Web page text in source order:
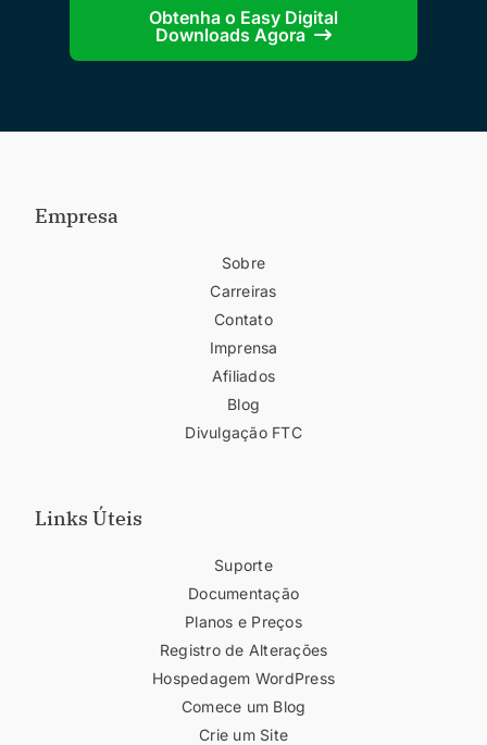
Obtenha o Easy Digital
Downloads Agora
Empresa
Sobre
Carreiras
Contato
Imprensa
Afiliados
Blog
Divulgação FTC
Links Úteis
Suporte
Documentação
Planos e Preços
Registro de Alterações
Hospedagem WordPress
Comece um Blog
Crie um Site